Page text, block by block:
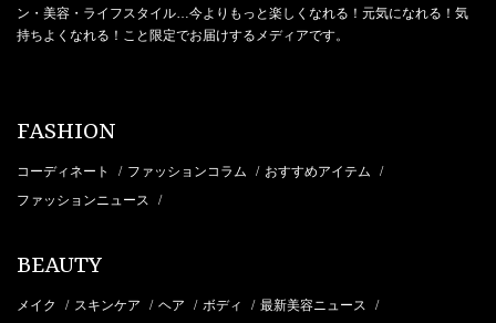
ン・美容・ライフスタイル…今よりもっと楽しくなれる！元気になれる！気
持ちよくなれる！こと限定でお届けするメディアです。
FASHION
コーディネート / ファッションコラム / おすすめアイテム /
ファッションニュース /
BEAUTY
メイク / スキンケア / ヘア / ボディ / 最新美容ニュース /